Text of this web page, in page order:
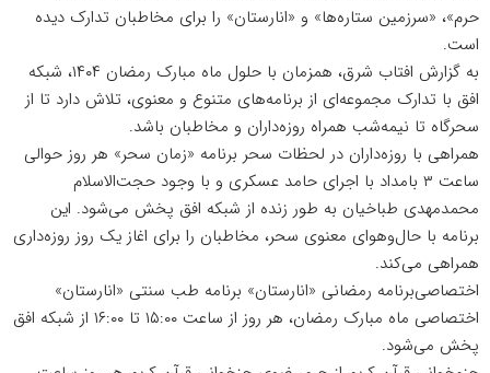
حرم»، «سرزمین ستاره‌ها» و «انارستان» را برای مخاطبان تدارک دیده
است.
به گزارش افتاب شرق، همزمان با حلول ماه مبارک رمضان ۱۴۰۴، شبکه
افق با تدارک مجموعه‌ای از برنامه‌های متنوع و معنوی، تلاش دارد تا از
سحرگاه تا نیمه‌شب همراه روزه‌داران و مخاطبان باشد.
همراهی با روزه‌داران در لحظات سحر برنامه «زمان سحر» هر روز حوالی
ساعت ۳ بامداد با اجرای حامد عسکری و با وجود حجت‌الاسلام
محمدمهدی طباخیان به طور زنده از شبکه افق پخش می‌شود. این
برنامه با حال‌وهوای معنوی سحر، مخاطبان را برای اغاز یک روز روزه‌داری
همراهی می‌کند.
اختصاصی‌برنامه رمضانی «انارستان» برنامه طب سنتی «انارستان»
اختصاصی ماه مبارک رمضان، هر روز از ساعت ۱۵:۰۰ تا ۱۶:۰۰ از شبکه افق
پخش می‌شود.